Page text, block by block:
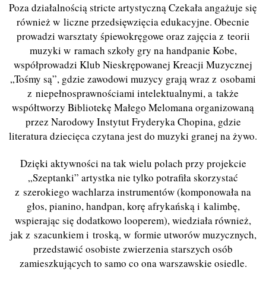
Poza działalnością stricte artystyczną Czekała angażuje się
również w liczne przedsięwzięcia edukacyjne. Obecnie
prowadzi warsztaty śpiewokręgowe oraz zajęcia z teorii
muzyki w ramach szkoły gry na handpanie Kobe,
współprowadzi Klub Nieskrępowanej Kreacji Muzycznej
„Tośmy są”, gdzie zawodowi muzycy grają wraz z osobami
z niepełnosprawnościami intelektualnymi, a także
współtworzy Bibliotekę Małego Melomana organizowaną
przez Narodowy Instytut Fryderyka Chopina, gdzie
literatura dziecięca czytana jest do muzyki granej na żywo.
Dzięki aktywności na tak wielu polach przy projekcie
„Szeptanki” artystka nie tylko potrafiła skorzystać
z szerokiego wachlarza instrumentów (komponowała na
głos, pianino, handpan, korę afrykańską i kalimbę,
wspierając się dodatkowo looperem), wiedziała również,
jak z szacunkiem i troską, w formie utworów muzycznych,
przedstawić osobiste zwierzenia starszych osób
zamieszkujących to samo co ona warszawskie osiedle.